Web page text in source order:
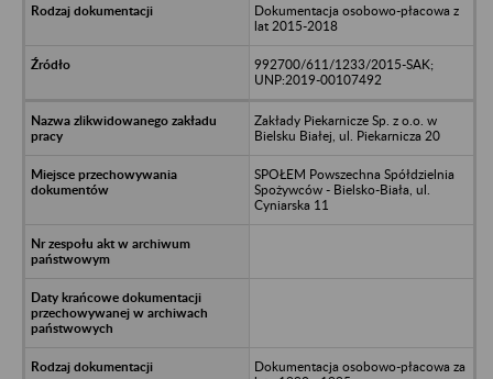
Dokumentacja osobowo-płacowa z
lat 2015-2018
992700/611/1233/2015-SAK;
UNP:2019-00107492
Zakłady Piekarnicze Sp. z o.o. w
Bielsku Białej, ul. Piekarnicza 20
SPOŁEM Powszechna Spółdzielnia
Spożywców - Bielsko-Biała, ul.
Cyniarska 11
Dokumentacja osobowo-płacowa za